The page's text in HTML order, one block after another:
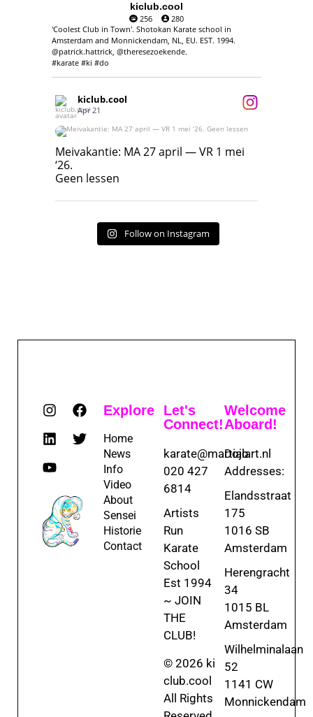
kiclub.cool
256
280
'Coolest Club in Town'. Shotokan Karate school in
Amsterdam and Monnickendam, NL, EU. EST. 1994.
@patrick.hattrick, @theresezoekende.
#karate #ki #do
kiclub.cool
Apr 21
Meivakantie: MA 27 april — VR 1 mei ‘26.
Geen lessen
Meivakantie: MA 27 april — VR 1 mei
‘26.
Geen lessen
Follow on Instagram
Explore
Home
News
Info
Video
About
Sensei
Historie
Contact
Let's
Connect!
karate@martialart.nl
020 427
6814
Artists
Run
Karate
School
Est 1994
~ JOIN
THE
CLUB!
© 2026 ki
club.cool
All Rights
Welcome
Aboard!
Dojo
Addresses:
Elandsstraat
175
1016 SB
Amsterdam
Herengracht
34
1015 BL
Amsterdam
Wilhelminalaan
52
1141 CW
Monnickendam